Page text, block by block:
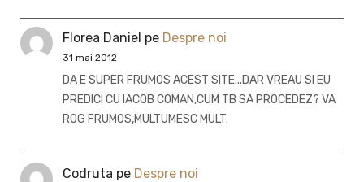
Florea Daniel pe Despre noi
31 mai 2012
DA E SUPER FRUMOS ACEST SITE...DAR VREAU SI EU
PREDICI CU IACOB COMAN,CUM TB SA PROCEDEZ? VA
ROG FRUMOS,MULTUMESC MULT.
Codruta pe Despre noi